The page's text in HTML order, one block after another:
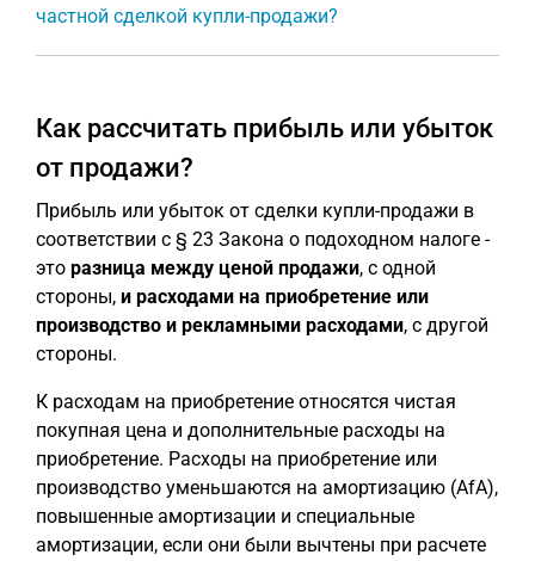
частной сделкой купли-продажи?
Как рассчитать прибыль или убыток
от продажи?
Прибыль или убыток от сделки купли-продажи в
соответствии с § 23 Закона о подоходном налоге -
это разница между ценой продажи, с одной
стороны, и расходами на приобретение или
производство и рекламными расходами, с другой
стороны.
К расходам на приобретение относятся чистая
покупная цена и дополнительные расходы на
приобретение. Расходы на приобретение или
производство уменьшаются на амортизацию (AfA),
повышенные амортизации и специальные
амортизации, если они были вычтены при расчете